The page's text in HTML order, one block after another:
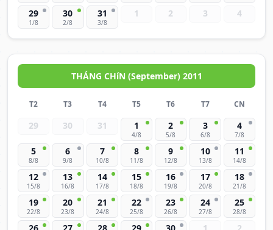
29
1/8
30
2/8
31
3/8
1 2 3 4
THÁNG CHíN (September) 2011
T2 T3 T4 T5 T6 T7 CN
29 30 31 1
4/8
2
5/8
3
6/8
4
7/8
5
8/8
6
9/8
7
10/8
8
11/8
9
12/8
10
13/8
11
14/8
12
15/8
13
16/8
14
17/8
15
18/8
16
19/8
17
20/8
18
21/8
19
22/8
20
23/8
21
24/8
22
25/8
23
26/8
24
27/8
25
28/8